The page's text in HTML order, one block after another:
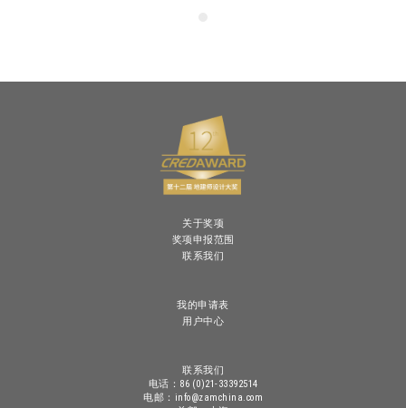
关于奖项
奖项申报范围
联系我们
我的申请表
用户中心
联系我们
电话：86 (0)21-33392514
电邮：info@zamchina.com